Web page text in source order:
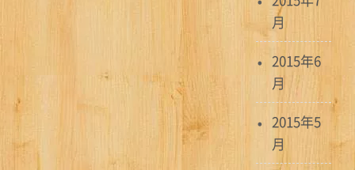
月
2015年6
月
2015年5
月